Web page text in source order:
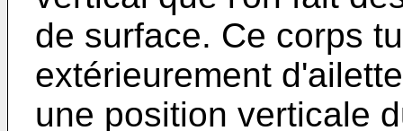
de surface. Ce corps
extérieurement
une position verticale